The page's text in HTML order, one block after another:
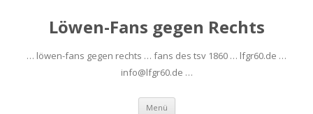
Löwen-Fans gegen Rechts
… löwen-fans gegen rechts … fans des tsv 1860 … lfgr60.de …
info@lfgr60.de …
Menü Zum